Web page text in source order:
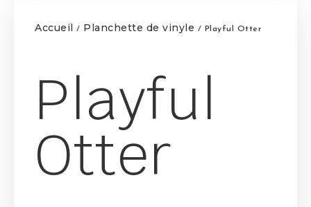
Accueil / Planchette de vinyle / Playful Otter
Playful
Otter